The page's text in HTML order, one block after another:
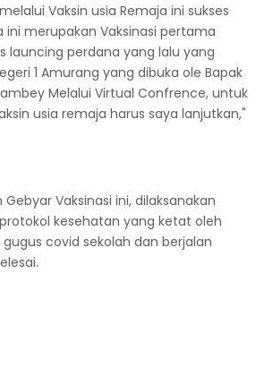
Vaksin usia Remaja ini sukses
ini merupakan Vaksinasi pertama
launcing perdana yang lalu yang
1 Amurang yang dibuka ole Bapak
Melalui Virtual Confrence, untuk
usia remaja harus saya lanjutkan,"
Vaksinasi ini, dilaksanakan
kesehatan yang ketat oleh
covid sekolah dan berjalan